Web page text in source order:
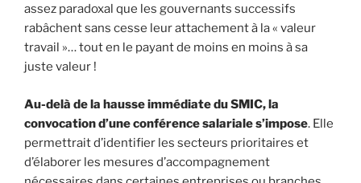
assez paradoxal que les gouvernants successifs
rabâchent sans cesse leur attachement à la « valeur
travail »… tout en le payant de moins en moins à sa
juste valeur !
Au-delà de la hausse immédiate du SMIC, la
convocation d’une conférence salariale s’impose. Elle
permettrait d’identifier les secteurs prioritaires et
d’élaborer les mesures d’accompagnement